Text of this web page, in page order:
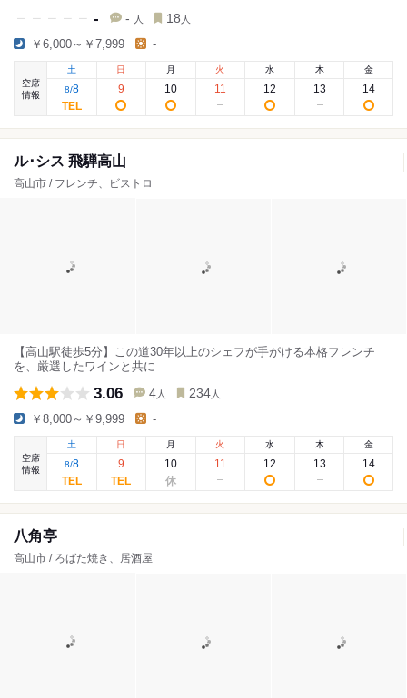
- - 人 18 人
￥6,000～￥7,999 -
空席
情報
土
8/8
日
9
月
10
火
11
水
12
木
13
金
14
ル･シス 飛騨高山
高山市 / フレンチ、ビストロ
【高山駅徒歩5分】この道30年以上のシェフが手がける本格フレンチ
を、厳選したワインと共に
3.06 4 人 234 人
￥8,000～￥9,999 -
空席
情報
土
8/8
日
9
月
10
火
11
水
12
木
13
金
14
八角亭
高山市 / ろばた焼き、居酒屋